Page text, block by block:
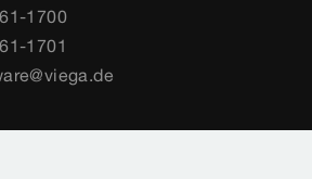
1700
1701